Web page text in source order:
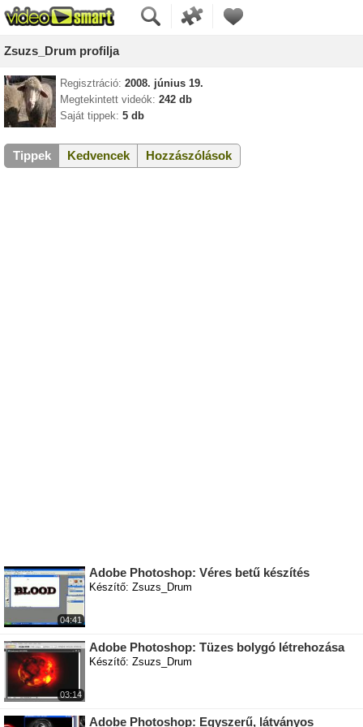
Zsuzs_Drum profilja
Regisztráció: 2008. június 19.
Megtekintett videók: 242 db
Saját tippek: 5 db
Tippek Kedvencek Hozzászólások
04:41
Adobe Photoshop: Véres betű készítés
Készítő: Zsuzs_Drum
03:14
Adobe Photoshop: Tüzes bolygó létrehozása
Készítő: Zsuzs_Drum
Adobe Photoshop: Egyszerű, látványos